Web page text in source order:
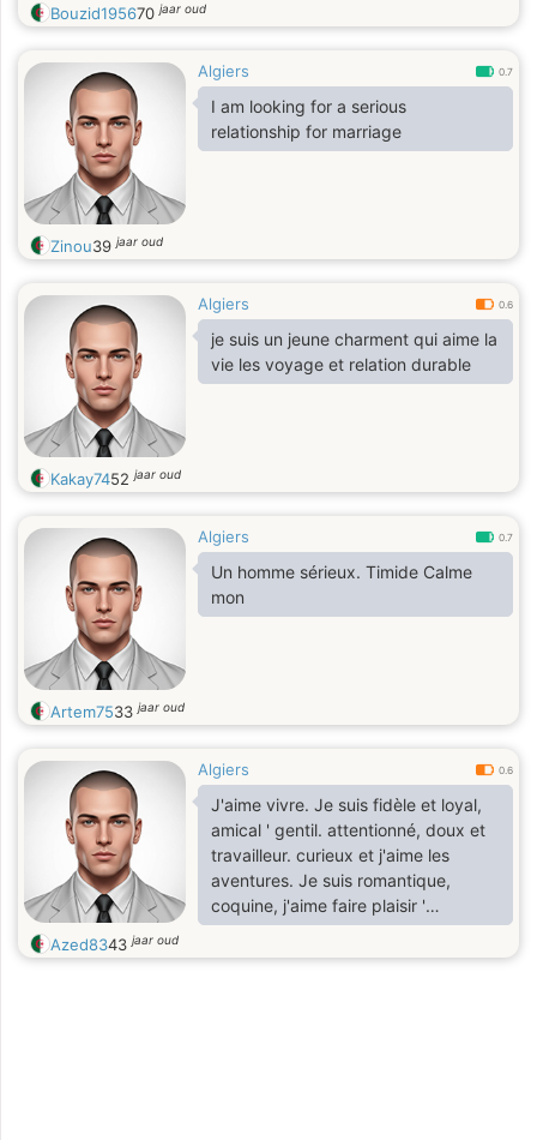
Bouzid195670jaar oud
Algiers 0.7
I am looking for a serious
relationship for marriage
Zinou39jaar oud
Algiers 0.6
je suis un jeune charment qui aime la
vie les voyage et relation durable
Kakay7452jaar oud
Algiers 0.7
Un homme sérieux. Timide Calme
mon
Artem7533jaar oud
Algiers 0.6
J'aime vivre. Je suis fidèle et loyal,
amical ' gentil. attentionné, doux et
travailleur. curieux et j'aime les
aventures. Je suis romantique,
coquine, j'aime faire plaisir '
passionnée. Je suis calme, objectif,
ouvert. J'aime les enfants et les
Azed8343jaar oud